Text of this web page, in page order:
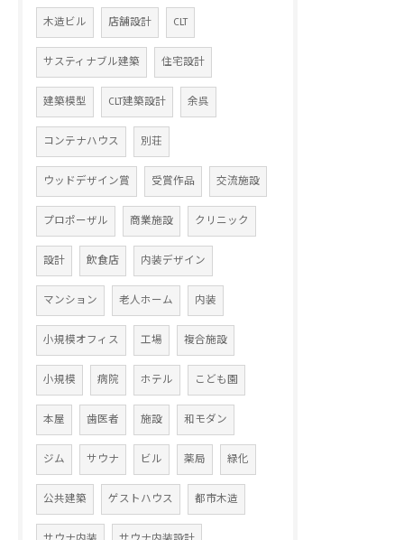
木造ビル 店舗設計 CLT
サスティナブル建築 住宅設計
建築模型 CLT建築設計 余呉
コンテナハウス 別荘
ウッドデザイン賞 受賞作品 交流施設
プロポーザル 商業施設 クリニック
設計 飲食店 内装デザイン
マンション 老人ホーム 内装
小規模オフィス 工場 複合施設
小規模 病院 ホテル こども園
本屋 歯医者 施設 和モダン
ジム サウナ ビル 薬局 緑化
公共建築 ゲストハウス 都市木造